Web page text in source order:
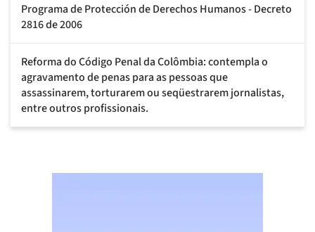
Programa de Protección de Derechos Humanos - Decreto
2816 de 2006
Reforma do Código Penal da Colômbia: contempla o
agravamento de penas para as pessoas que
assassinarem, torturarem ou seqüestrarem jornalistas,
entre outros profissionais.